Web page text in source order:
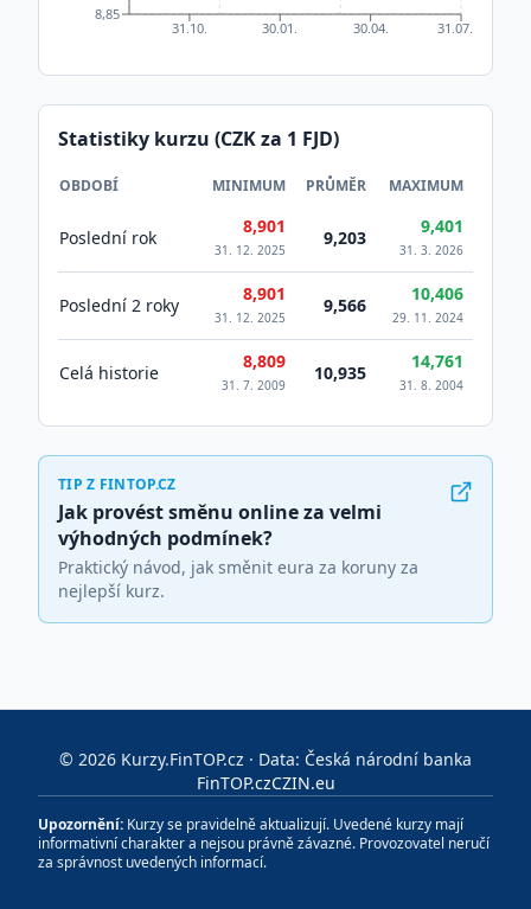
31.10. 30.01. 30.04. 31.07.
8,85
Statistiky kurzu (CZK za 1 FJD)
OBDOBÍ MINIMUM PRŮMĚR MAXIMUM
Poslední rok
8,901
31. 12. 2025
9,203
9,401
31. 3. 2026
Poslední 2 roky
8,901
31. 12. 2025
9,566
10,406
29. 11. 2024
Celá historie
8,809
31. 7. 2009
10,935
14,761
31. 8. 2004
TIP Z FINTOP.CZ
Jak provést směnu online za velmi
výhodných podmínek?
Praktický návod, jak směnit eura za koruny za
nejlepší kurz.
© 2026 Kurzy.FinTOP.cz · Data: Česká národní banka
FinTOP.czCZIN.eu
Upozornění: Kurzy se pravidelně aktualizují. Uvedené kurzy mají
informativní charakter a nejsou právně závazné. Provozovatel neručí
za správnost uvedených informací.